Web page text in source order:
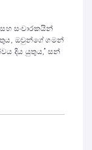
සංචාරකයින්
ඔවුන්ගේ ගමන්
දිය යුතුය,” සන්